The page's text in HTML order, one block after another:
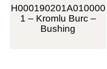
H000190201A010000
1 – Kromlu Burc –
Bushing